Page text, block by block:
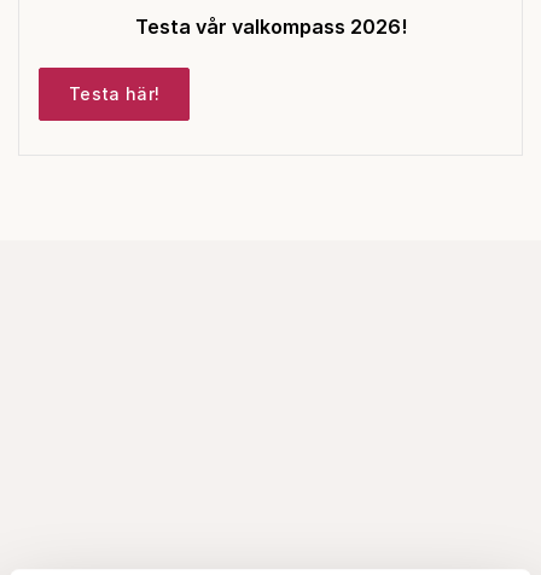
Testa vår valkompass 2026!
Testa här!